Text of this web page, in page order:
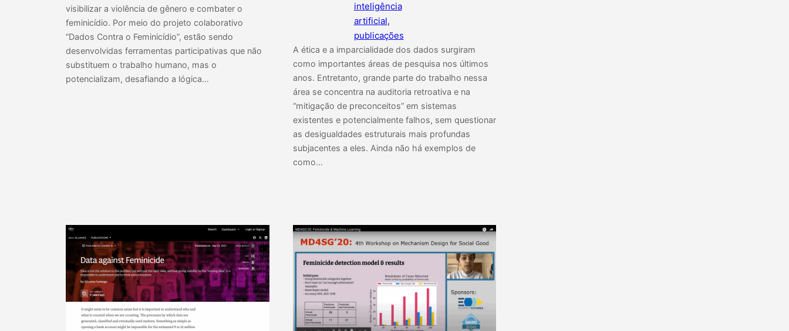
visibilizar a violência de gênero e combater o
feminicídio. Por meio do projeto colaborativo
“Dados Contra o Feminicídio”, estão sendo
desenvolvidas ferramentas participativas que não
substituem o trabalho humano, mas o
potencializam, desafiando a lógica…
inteligência
artificial
publicações
A ética e a imparcialidade dos dados surgiram
como importantes áreas de pesquisa nos últimos
anos. Entretanto, grande parte do trabalho nessa
área se concentra na auditoria retroativa e na
“mitigação de preconceitos” em sistemas
existentes e potencialmente falhos, sem questionar
as desigualdades estruturais mais profundas
subjacentes a eles. Ainda não há exemplos de
como…